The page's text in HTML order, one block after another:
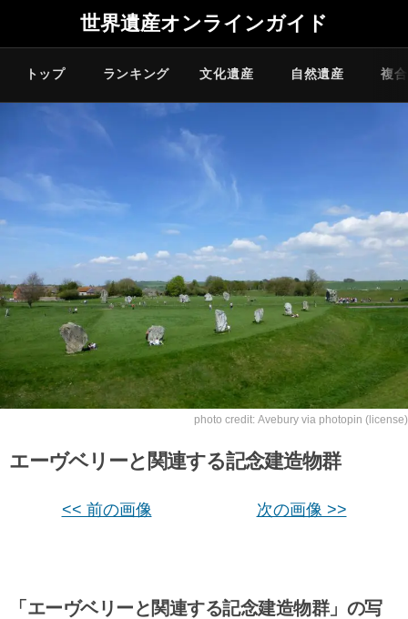
世界遺産オンラインガイド
トップ ランキング 文化遺産 自然遺産 複
photo credit: Avebury via photopin (license)
エーヴベリーと関連する記念建造物群
<< 前の画像 次の画像 >>
「エーヴベリーと関連する記念建造物群」の写